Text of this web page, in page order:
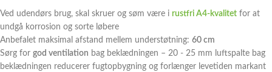
Ved udendørs brug, skal skruer og søm være i rustfri A4-kvalitet for at
undgå korrosion og sorte løbere
Anbefalet maksimal afstand mellem understøtning: 60 cm
Sørg for god ventilation bag beklædningen – 20 - 25 mm luftspalte bag
beklædningen reducerer fugtopbygning og forlænger levetiden markant